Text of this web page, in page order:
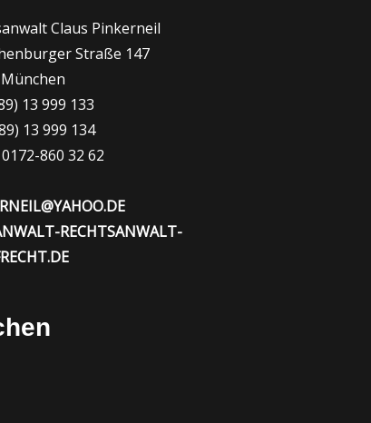
Claus Pinkerneil
Straße 147
13 999 133
13 999 134
860 32 62
RECHTSANWALT-